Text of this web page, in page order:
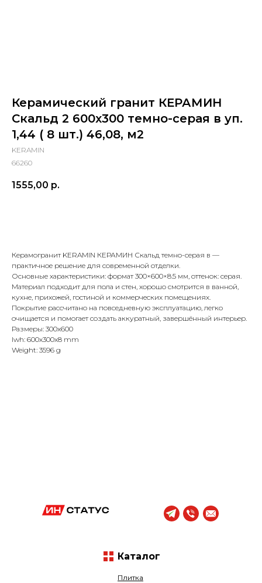
Керамический гранит КЕРАМИН
Скальд 2 600х300 темно-серая в уп.
1,44 ( 8 шт.) 46,08, м2
KERAMIN
66260
1555,00 р.
Керамогранит KERAMIN КЕРАМИН Скальд темно-серая в —
практичное решение для современной отделки.
Основные характеристики: формат 300×600×8.5 мм, оттенок: серая.
Материал подходит для пола и стен, хорошо смотрится в ванной,
кухне, прихожей, гостиной и коммерческих помещениях.
Покрытие рассчитано на повседневную эксплуатацию, легко
очищается и помогает создать аккуратный, завершённый интерьер.
Размеры: 300x600
lwh: 600x300x8 mm
Weight: 3596 g
Плитка
Каталог